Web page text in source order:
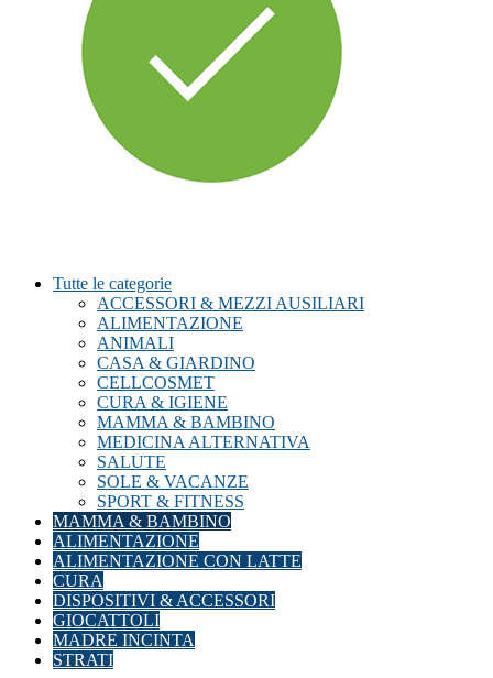
Tutte le categorie
ACCESSORI & MEZZI AUSILIARI
ALIMENTAZIONE
ANIMALI
CASA & GIARDINO
CELLCOSMET
CURA & IGIENE
MAMMA & BAMBINO
MEDICINA ALTERNATIVA
SALUTE
SOLE & VACANZE
SPORT & FITNESS
MAMMA & BAMBINO
ALIMENTAZIONE
ALIMENTAZIONE CON LATTE
CURA
DISPOSITIVI & ACCESSORI
GIOCATTOLI
MADRE INCINTA
STRATI